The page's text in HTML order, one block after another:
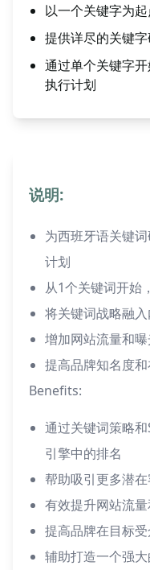
以一个关键字为
提供详尽的关键
通过单个关键字
执行计划
说明:
为西班牙语关键
计划
从1个关键词开始
将关键词战略融
增加网站流量和
提高品牌知名度
Benefits:
通过关键词策略
引擎中的排名
帮助吸引更多潜
有效提升网站流
提高品牌在目标
辅助打造一个强